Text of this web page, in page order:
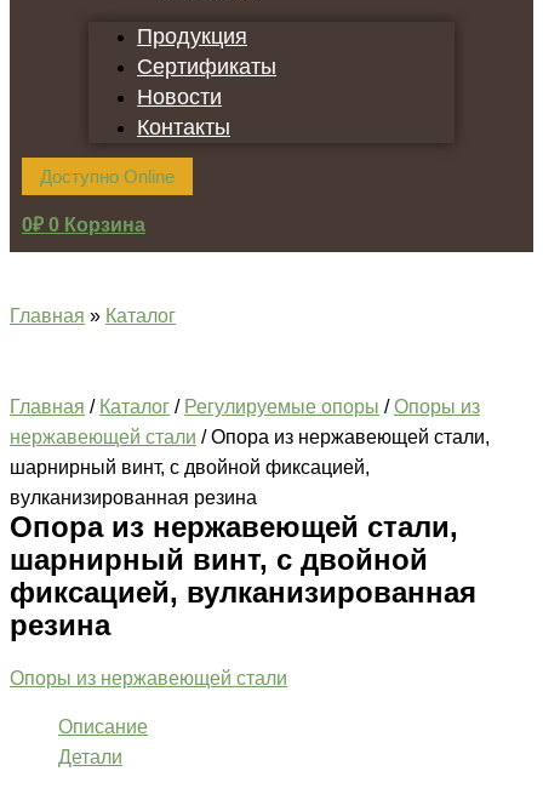
Продукция
Сертификаты
Новости
Контакты
Доступно Online
0₽ 0 Корзина
Главная » Каталог
Главная / Каталог / Регулируемые опоры /Опоры из
нержавеющей стали / Опора из нержавеющей стали,
шарнирный винт, с двойной фиксацией,
вулканизированная резина
Опора из нержавеющей стали,
шарнирный винт, с двойной
фиксацией, вулканизированная
резина
Опоры из нержавеющей стали
Описание
Детали